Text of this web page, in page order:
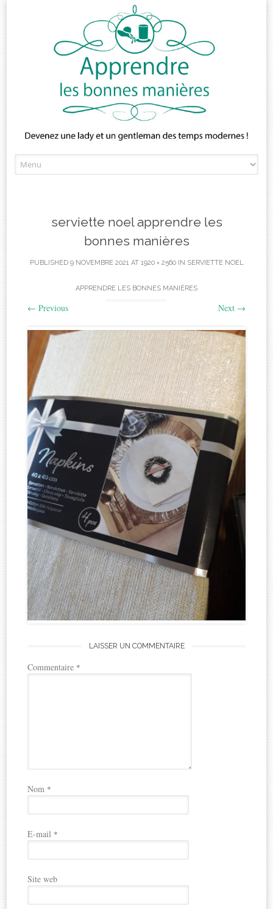
to
serviette noel apprendre les
bonnes manières
PUBLISHED 9 NOVEMBRE 2021AT 1920 × 2560IN SERVIETTE NOEL
APPRENDRE LES BONNES MANIÈRES
← Previous Next →
LAISSER UN COMMENTAIRE
Commentaire *
Nom *
E-mail *
Site web